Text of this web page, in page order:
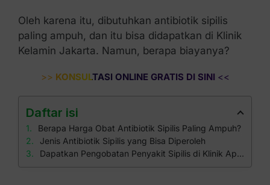
Oleh karena itu, dibutuhkan antibiotik sipilis
paling ampuh, dan itu bisa didapatkan di Klinik
Kelamin Jakarta. Namun, berapa biayanya?
>> KONSULTASI ONLINE GRATIS DI SINI <<
Daftar isi
Berapa Harga Obat Antibiotik Sipilis Paling Ampuh?
Jenis Antibiotik Sipilis yang Bisa Diperoleh
Dapatkan Pengobatan Penyakit Sipilis di Klinik Apollo